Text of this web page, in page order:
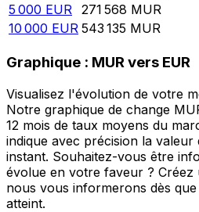
5 000 EUR 271 568 MUR
10 000 EUR 543 135 MUR
Graphique : MUR vers EUR
Visualisez l'évolution de votre
Notre graphique de change
12 mois de taux moyens du
indique avec précision la
instant. Souhaitez-vous être
évolue en votre faveur ? Créez
nous vous informerons dès
atteint.